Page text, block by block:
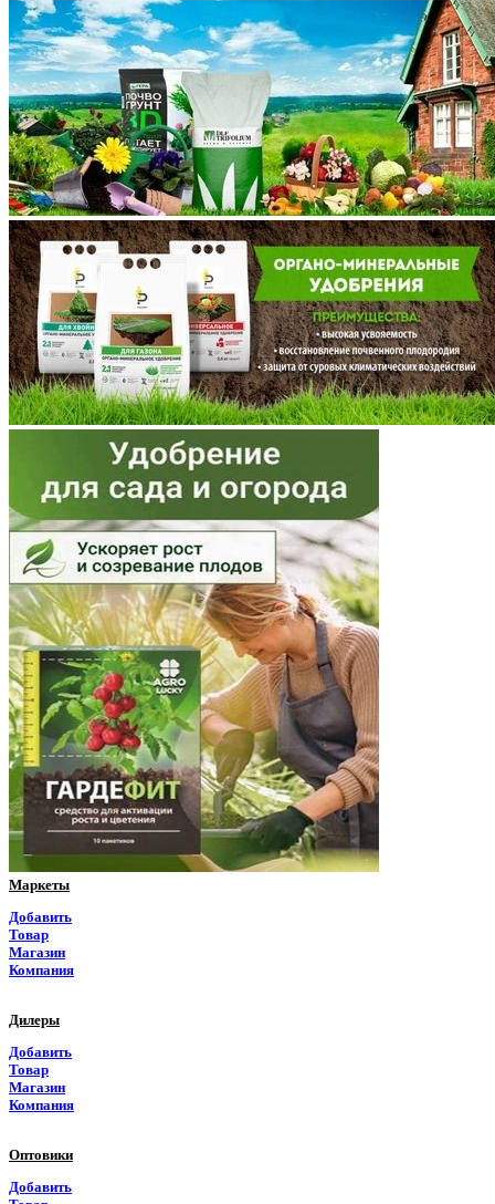
Курская область
Ленинградская область
Липецкая область
Магаданская область
Марий Эл
Мордовия
Московская область
Мурманская область
Ненецкий АО
Нижегородская область
Новгородская область
Новосибирская область
Омская область
Оренбургская область
Орловская область
Пензенская область
Пермский край
Приморский край
Псковская область
Ростовская область
Маркеты
Добавить
Товар
Магазин
Компания
Дилеры
Добавить
Товар
Магазин
Компания
Оптовики
Добавить